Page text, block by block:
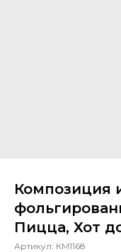
Композиция
Пицца, Хот
Артикул: КМ1168